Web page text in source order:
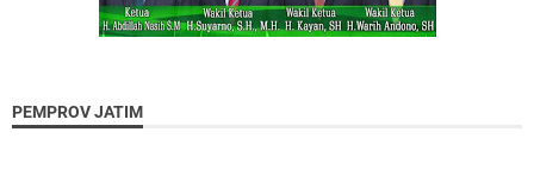
PEMPROV JATIM